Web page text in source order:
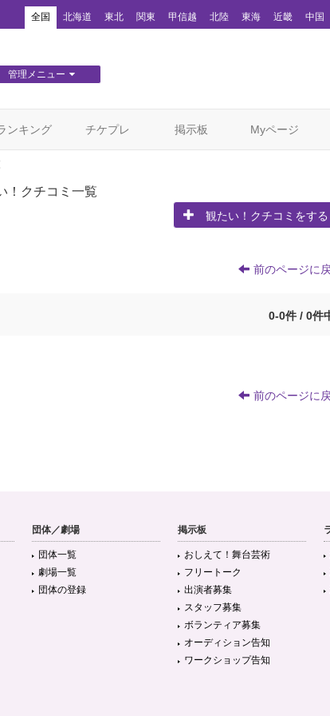
全国 北海道 東北 関東 甲信越 北陸 東海 近畿 中国
管理メニュー
ンキング チケプレ 掲示板 Myページ
！クチコミ一覧
観たい！クチコミをする
前のページに
0-0件 / 0件
前のページに
団体／劇場
団体一覧
劇場一覧
団体の登録
掲示板
おしえて！舞台芸術
フリートーク
出演者募集
スタッフ募集
ボランティア募集
オーディション告知
ワークショップ告知